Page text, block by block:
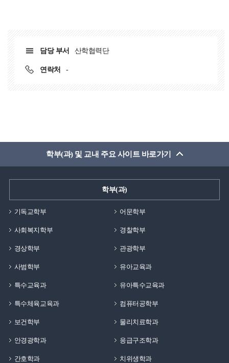
담당 부서 산학협력단
연락처 -
학부(과) 및 교내 주요 사이트 바로가기
학부(과)
기독교학부 어문학부
사회복지학부 경찰학부
경상학부 관광학부
사범학부 유아교육과
특수교육과 유아특수교육과
특수체육교육과 컴퓨터공학부
보건학부 물리치료학과
안경광학과 응급구조학과
간호학과 치위생학과